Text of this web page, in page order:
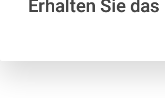
Erhalten Sie das